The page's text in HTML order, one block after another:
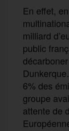
En effet,
milliard
public
6% des
groupe
attente de